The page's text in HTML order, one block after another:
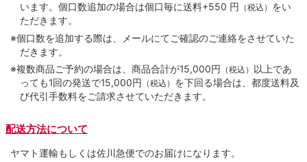
います。個口数追加の場合は個口毎に送料+550 円 （税込） をい
ただきます。
※個口数を追加する際は、メールにてご確認のご連絡をさせていた
だきます。
※複数商品ご予約の場合は、商品合計が15,000円 （税込） 以上であ
っても1回の発送で15,000円 （税込） を下回る場合は、都度送料及
び代引手数料をご請求させていただきます。
配送方法について
ヤマト運輸もしくは佐川急便でのお届けになります。